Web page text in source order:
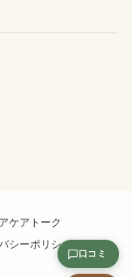
ケアトーク
シーポリシー
口コミ